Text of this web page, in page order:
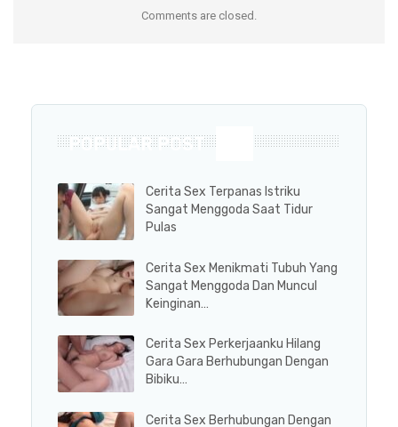
Comments are closed.
POPULAR POST
Cerita Sex Terpanas Istriku
Sangat Menggoda Saat Tidur
Pulas
Cerita Sex Menikmati Tubuh Yang
Sangat Menggoda Dan Muncul
Keinginan…
Cerita Sex Perkerjaanku Hilang
Gara Gara Berhubungan Dengan
Bibiku…
Cerita Sex Berhubungan Dengan